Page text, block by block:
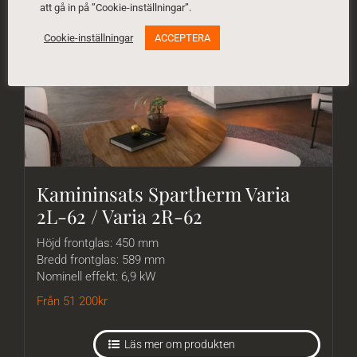
Kamininsats Spartherm Varia
2L-62 / Varia 2R-62
Höjd frontglas: 450 mm
Bredd frontglas: 589 mm
Nominell effekt: 6,9 kW
Från 51 200kr
Läs mer om produkten
att gå in på ”Cookie-inställningar”.
Cookie-inställningar ACCEPTERA